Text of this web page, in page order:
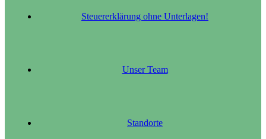
Steuererklärung ohne Unterlagen!
Unser Team
Standorte